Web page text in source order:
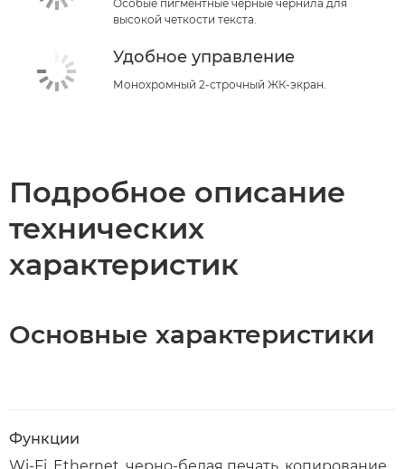
Особые пигментные черные чернила для
высокой четкости текста.
Удобное управление
Монохромный 2-строчный ЖК-экран.
Подробное описание
технических
характеристик
Основные характеристики
Функции
Wi-Fi, Ethernet, черно-белая печать, копирование,